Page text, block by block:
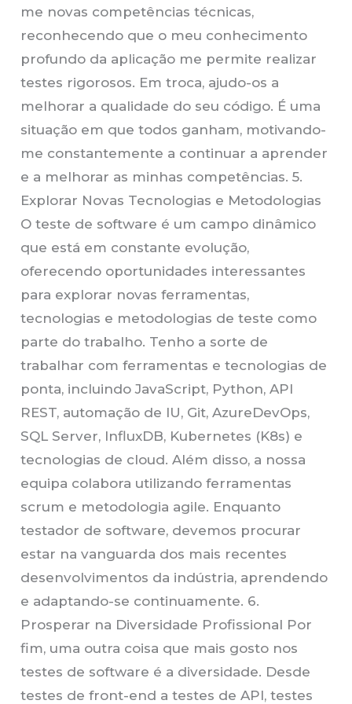
me novas competências técnicas,
reconhecendo que o meu conhecimento
profundo da aplicação me permite realizar
testes rigorosos. Em troca, ajudo-os a
melhorar a qualidade do seu código. É uma
situação em que todos ganham, motivando-
me constantemente a continuar a aprender
e a melhorar as minhas competências. 5.
Explorar Novas Tecnologias e Metodologias
O teste de software é um campo dinâmico
que está em constante evolução,
oferecendo oportunidades interessantes
para explorar novas ferramentas,
tecnologias e metodologias de teste como
parte do trabalho. Tenho a sorte de
trabalhar com ferramentas e tecnologias de
ponta, incluindo JavaScript, Python, API
REST, automação de IU, Git, AzureDevOps,
SQL Server, InfluxDB, Kubernetes (K8s) e
tecnologias de cloud. Além disso, a nossa
equipa colabora utilizando ferramentas
scrum e metodologia agile. Enquanto
testador de software, devemos procurar
estar na vanguarda dos mais recentes
desenvolvimentos da indústria, aprendendo
e adaptando-se continuamente. 6.
Prosperar na Diversidade Profissional Por
fim, uma outra coisa que mais gosto nos
testes de software é a diversidade. Desde
testes de front-end a testes de API, testes